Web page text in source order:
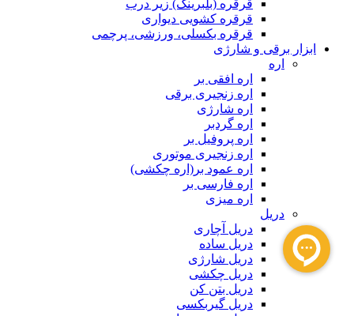
قرقره (بلبرینگ) زیر درب
قرقره کشویی دیواری
قرقره بکسلی، ورزشی، پرچمی
ابزار برقی و شارژی
اره
اره افقی بر
اره زنجیری برقی
اره شارژی
اره گردبر
اره پروفیل بر
اره زنجیری موتوری
اره عمود بر(اره چکشی)
اره فارسی بر
اره میزی
دریل
دریل آچاری
دریل ساده
دریل شارژی
دریل چکشی
دریل بتن کن
دریل گیربکسی